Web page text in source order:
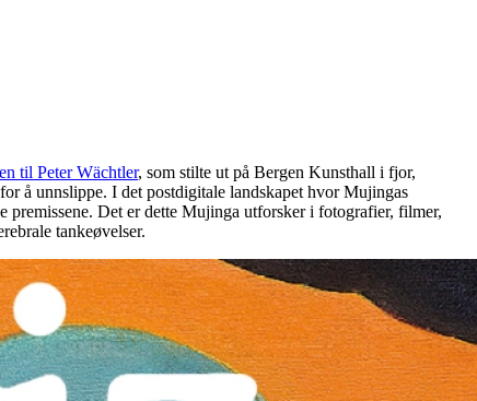
til Peter Wächtler, som stilte ut på Bergen Kunsthall i fjor,
å unnslippe. I det postdigitale landskapet hvor Mujingas
premissene. Det er dette Mujinga utforsker i fotografier, filmer,
tankeøvelser.